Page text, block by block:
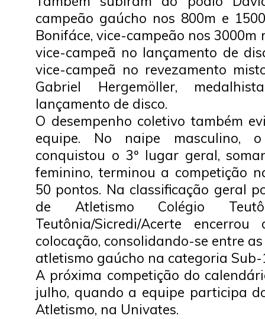
campeão gaúcho nos 800m e
Bonifáce, vice-campeão nos 3000m
vice-campeã no lançamento de
vice-campeã no revezamento
Gabriel Hergemöller,
lançamento de disco.
O desempenho coletivo também
equipe. No naipe masculino,
conquistou o 3º lugar geral,
feminino, terminou a competição
50 pontos. Na classificação geral
de Atletismo Colégio
Teutônia/Sicredi/Acerte
colocação, consolidando-se entre
atletismo gaúcho na categoria Sub-
A próxima competição do
julho, quando a equipe participa
Atletismo, na Univates.